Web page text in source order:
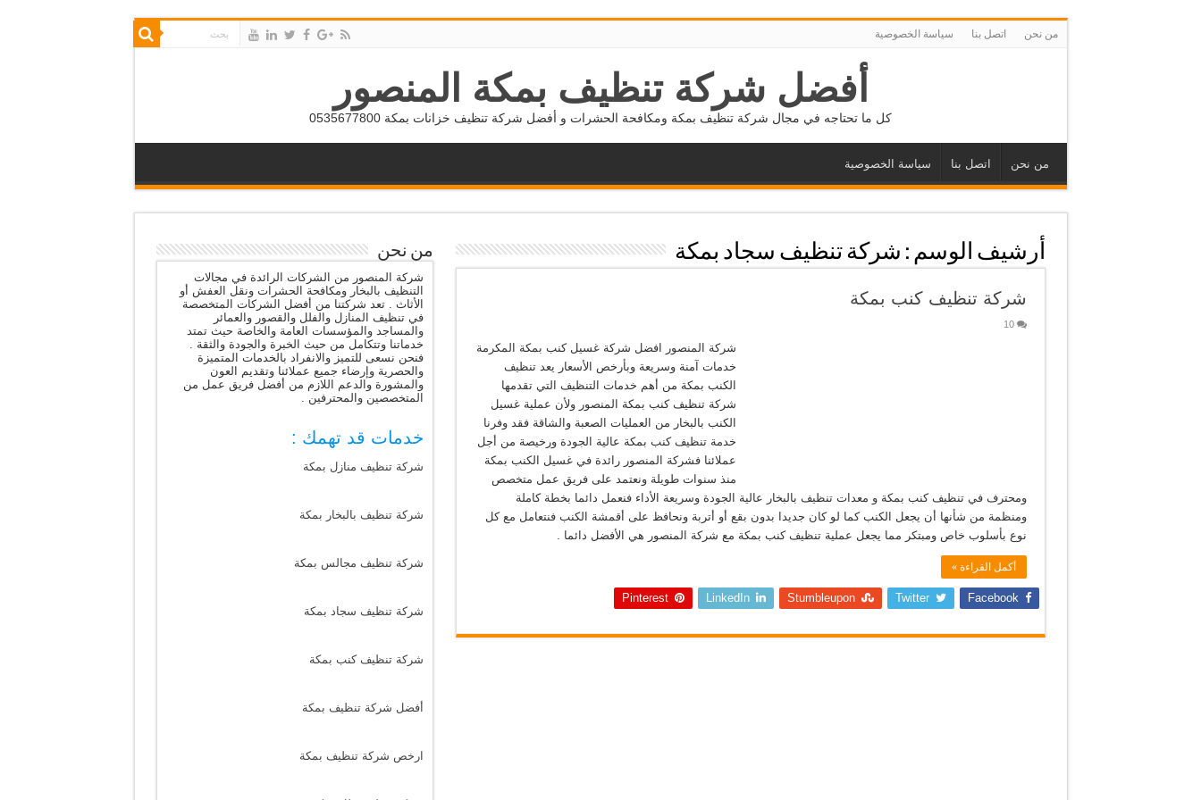
من نحن اتصل بنا سياسة الخصوصية
أفضل شركة تنظيف بمكة المنصور
كل ما تحتاجه في مجال شركة تنظيف بمكة ومكافحة الحشرات و أفضل شركة تنظيف خزانات بمكة 0535677800
من نحن اتصل بنا سياسة الخصوصية
أرشيف الوسم : شركة تنظيف سجاد بمكة
شركة تنظيف كنب بمكة
10
شركة المنصور افضل شركة غسيل كنب بمكة المكرمة
خدمات آمنة وسريعة وبأرخص الأسعار يعد تنظيف
الكنب بمكة من أهم خدمات التنظيف التي تقدمها
شركة تنظيف كنب بمكة المنصور ولأن عملية غسيل
الكنب بالبخار من العمليات الصعبة والشاقة فقد وفرنا
خدمة تنظيف كنب بمكة عالية الجودة ورخيصة من أجل
عملائنا فشركة المنصور رائدة في غسيل الكنب بمكة
منذ سنوات طويلة ونعتمد على فريق عمل متخصص
ومحترف في تنظيف كنب بمكة و معدات تنظيف بالبخار عالية الجودة وسريعة الأداء فنعمل دائما بخطة كاملة
ومنظمة من شأنها أن يجعل الكنب كما لو كان جديدا بدون بقع أو أتربة ونحافظ على أقمشة الكنب فنتعامل مع كل
نوع بأسلوب خاص ومبتكر مما يجعل عملية تنظيف كنب بمكة مع شركة المنصور هي الأفضل دائما .
أكمل القراءة »
Facebook
Twitter
Stumbleupon
LinkedIn
Pinterest
من نحن
شركة المنصور من الشركات الرائدة في مجالات
التنظيف بالبخار ومكافحة الحشرات ونقل العفش أو
الأثاث . تعد شركتنا من أفضل الشركات المتخصصة
في تنظيف المنازل والفلل والقصور والعمائر
والمساجد والمؤسسات العامة والخاصة حيث تمتد
خدماتنا وتتكامل من حيث الخبرة والجودة والثقة .
فنحن نسعى للتميز والانفراد بالخدمات المتميزة
والحصرية وإرضاء جميع عملائنا وتقديم العون
والمشورة والدعم اللازم من أفضل فريق عمل من
المتخصصين والمحترفين .
خدمات قد تهمك :
شركة تنظيف منازل بمكة
شركة تنظيف بالبخار بمكة
شركة تنظيف مجالس بمكة
شركة تنظيف سجاد بمكة
شركة تنظيف كنب بمكة
أفضل شركة تنظيف بمكة
ارخص شركة تنظيف بمكة